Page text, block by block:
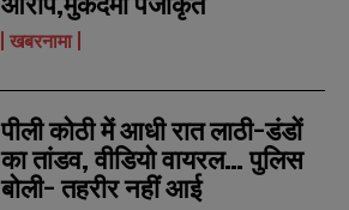
खबरनामा
पीली कोठी में आधी रात लाठी-डंडों
का तांडव, वीडियो वायरल… पुलिस
बोली- तहरीर नहीं आई